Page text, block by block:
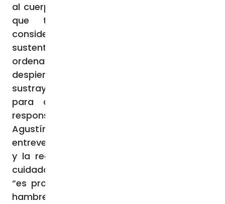
al cuerpo, hace más evidente aquello de lo
que tenemos “hambre” y lo que
consideramos esencial para nuestro
sustento. Sirve, por tanto, para discernir y
ordenar los “apetitos”, para mantener
despierta el hambre y la sed de justicia,
sustrayéndola de la resignación, educarla
para que se convierta en oración y
responsabilidad hacia el prójimo. San
Agustín, con sutileza espiritual, deja
entrever la tensión entre el tiempo presente
y la realización futura que atraviesa este
cuidado del corazón, cuando observa que:
“es propio de los hombres mortales tener
hambre y sed de la justicia, así como estar